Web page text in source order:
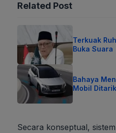
Related Post
Terkuak
Buka Suara
Bahaya
Mobil
Secara konseptual,